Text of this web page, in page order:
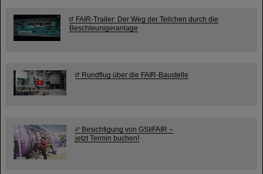
FAIR-Trailer: Der Weg der Teilchen durch die
Beschleunigeranlage
Rundflug über die FAIR-Baustelle
Besichtigung von GSI/FAIR –
jetzt Termin buchen!